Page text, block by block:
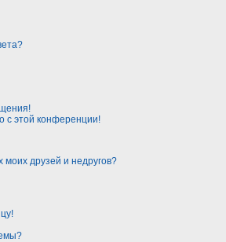
с этой конференции!
моих друзей и недругов?